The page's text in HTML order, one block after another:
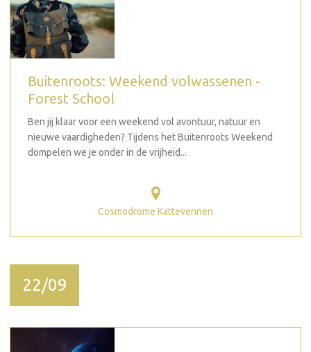
Buitenroots: Weekend volwassenen -
Forest School
Ben jij klaar voor een weekend vol avontuur, natuur en
nieuwe vaardigheden? Tijdens het Buitenroots Weekend
dompelen we je onder in de vrijheid...
Cosmodrome Kattevennen
22/09